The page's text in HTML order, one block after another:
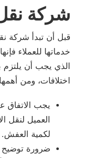
شركة
قبل أن تبدأ شركة
خدماتها للعملاء
الذي يجب أن
اختلافات، ومن
يجب الاتفاق
العميل لنقل
لكمية العفش.
ضرورة توضيح